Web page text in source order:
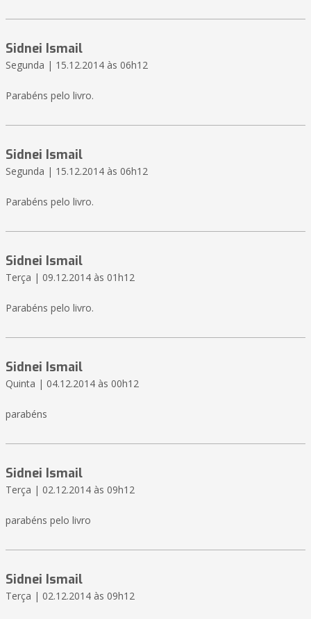
Sidnei Ismail
Segunda | 15.12.2014 às 06h12
Parabéns pelo livro.
Sidnei Ismail
Segunda | 15.12.2014 às 06h12
Parabéns pelo livro.
Sidnei Ismail
Terça | 09.12.2014 às 01h12
Parabéns pelo livro.
Sidnei Ismail
Quinta | 04.12.2014 às 00h12
parabéns
Sidnei Ismail
Terça | 02.12.2014 às 09h12
parabéns pelo livro
Sidnei Ismail
Terça | 02.12.2014 às 09h12